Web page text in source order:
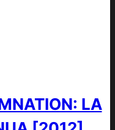
LA